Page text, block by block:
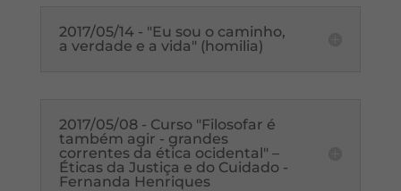
2017/05/14 - "Eu sou o caminho,
a verdade e a vida" (homilia)
2017/05/08 - Curso "Filosofar é
também agir - grandes
correntes da ética ocidental" –
Éticas da Justiça e do Cuidado -
Fernanda Henriques